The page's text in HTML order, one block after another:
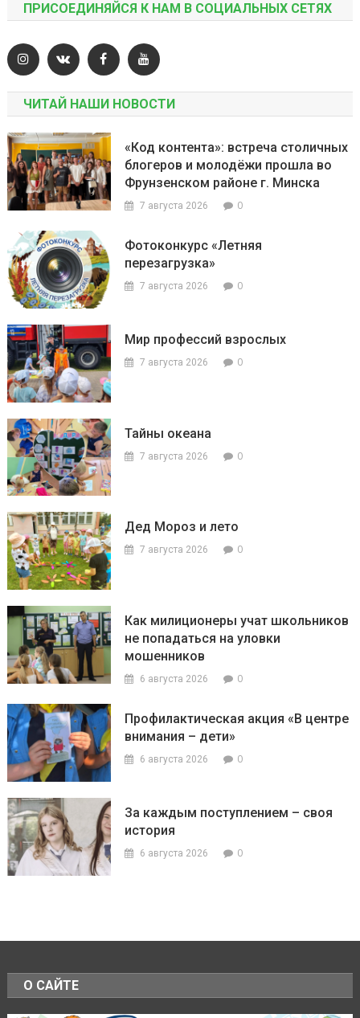
ПРИСОЕДИНЯЙСЯ К НАМ В СОЦИАЛЬНЫХ СЕТЯХ
ЧИТАЙ НАШИ НОВОСТИ
«Код контента»: встреча столичных
блогеров и молодёжи прошла во
Фрунзенском районе г. Минска
7 августа 2026 0
Фотоконкурс «Летняя
перезагрузка»
7 августа 2026 0
Мир профессий взрослых
7 августа 2026 0
Тайны океана
7 августа 2026 0
Дед Мороз и лето
7 августа 2026 0
Как милиционеры учат школьников
не попадаться на уловки
мошенников
6 августа 2026 0
Профилактическая акция «В центре
внимания – дети»
6 августа 2026 0
За каждым поступлением – своя
история
6 августа 2026 0
О САЙТЕ